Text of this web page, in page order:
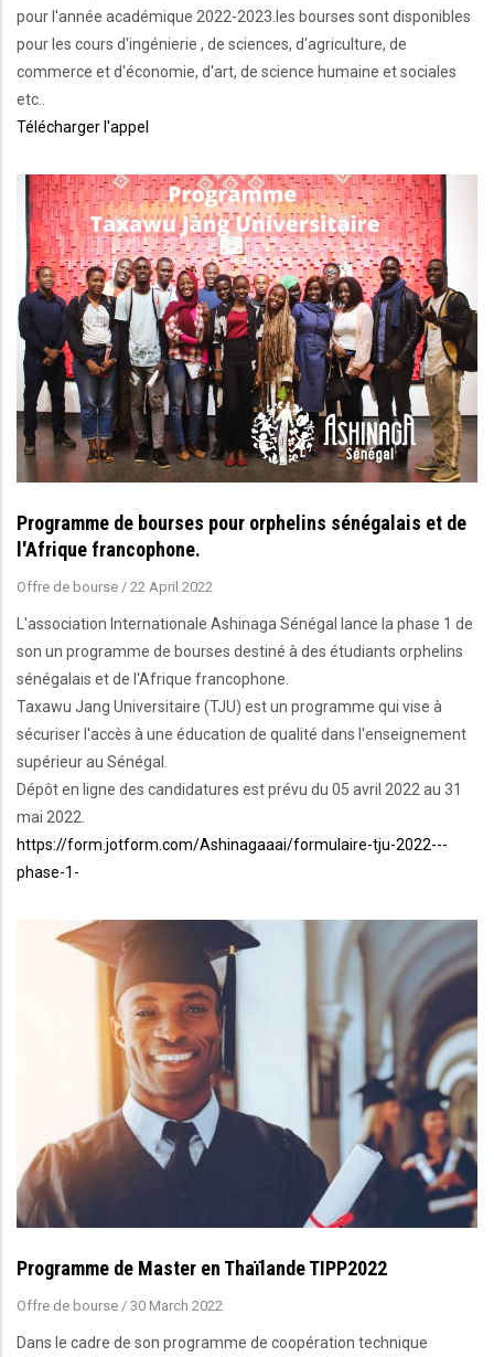
pour l'année académique 2022-2023.les bourses sont disponibles
pour les cours d'ingénierie , de sciences, d'agriculture, de
commerce et d'économie, d'art, de science humaine et sociales
etc..
Télécharger l'appel
Programme de bourses pour orphelins sénégalais et de
l'Afrique francophone.
Offre de bourse / 22 April 2022
L'association Internationale Ashinaga Sénégal lance la phase 1 de
son un programme de bourses destiné à des étudiants orphelins
sénégalais et de l'Afrique francophone.
Taxawu Jang Universitaire (TJU) est un programme qui vise à
sécuriser l'accès à une éducation de qualité dans l'enseignement
supérieur au Sénégal.
Dépôt en ligne des candidatures est prévu du 05 avril 2022 au 31
mai 2022.
https://form.jotform.com/Ashinagaaai/formulaire-tju-2022---
phase-1-
Programme de Master en Thaïlande TIPP2022
Offre de bourse / 30 March 2022
Dans le cadre de son programme de coopération technique